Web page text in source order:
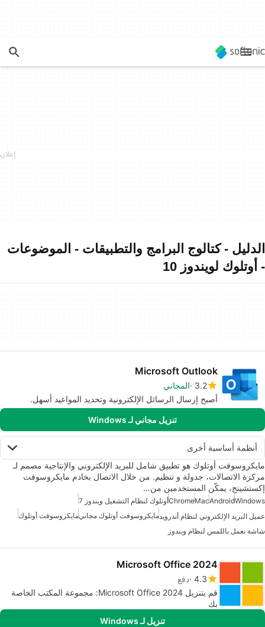
الدليل - كتالوج البرامج والتطبيقات - الموضوعات
- أوتلوك لويندوز 10
Microsoft Outlook
3.2 المجاني
أصبح إرسال الرسائل الإلكترونية وتحديد المواعيد أسهل.
تنزيل مجاني لـ Windows
أنظمة أساسية أخرى
مايكروسوفت أوتلوك هو تطبيق شامل للبريد الإلكتروني والإنتاجية مصمم لـ
مركزة الاتصالات، جدولة و تنظيم. من خلال الاتصال بخادم مايكروسوفت
إكستشينج، يمكّن المستخدمين من…
Windows
Android
Mac
Chromeأوتلوك لنظام التشغيل ويندوز 7
عميل البريد الإلكتروني لنظام أندرويدمايكروسوفت أوتلوك مجانيمايكروسوفت أوتلوك
شاشة تعمل باللمس لنظام ويندوز
Microsoft Office 2024
4.3 دفع
قم بتنزيل Microsoft Office 2024: مجموعة المكتب الخاصة
بك
تنزيل لـ Windows